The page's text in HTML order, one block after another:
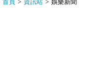
首頁 > 資訊站 > 娛樂新聞